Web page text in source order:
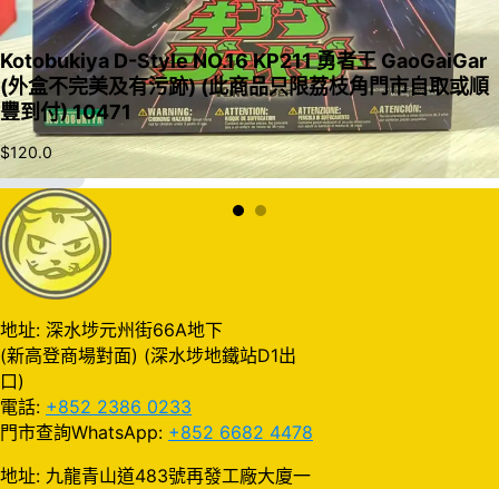
入購物車
Kotobukiya D-Style NO.16 KP211 勇者王 GaoGaiGar
(外盒不完美及有污跡) (此商品只限荔枝角門市自取或順
豐到付) 10471
$120.0
地址: 深水埗元州街66A地下
(新高登商場對面) (深水埗地鐵站D1出
口)
電話: +852 2386 0233
門市查詢WhatsApp: +852 6682 4478
地址: 九龍青山道483號再發工廠大廈一